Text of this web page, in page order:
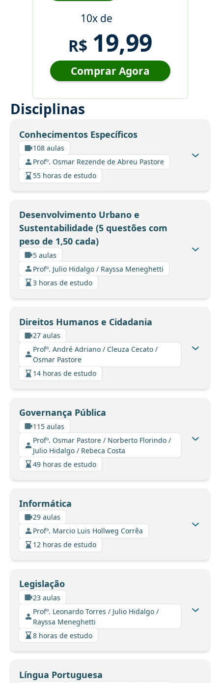
10x de
R$ 19,99
Comprar Agora
Disciplinas
Conhecimentos Específicos
108 aulas
Profº. Osmar Rezende de Abreu Pastore
55 horas de estudo
Desenvolvimento Urbano e
Sustentabilidade (5 questões com
peso de 1,50 cada)
5 aulas
Profº. Julio Hidalgo / Rayssa Meneghetti
3 horas de estudo
Direitos Humanos e Cidadania
27 aulas
Profº. André Adriano / Cleuza Cecato /
Osmar Pastore
14 horas de estudo
Governança Pública
115 aulas
Profº. Osmar Pastore / Norberto Florindo /
Julio Hidalgo / Rebeca Costa
49 horas de estudo
Informática
29 aulas
Profº. Marcio Luis Hollweg Corrêa
12 horas de estudo
Legislação
23 aulas
Profº. Leonardo Torres / Julio Hidalgo /
Rayssa Meneghetti
8 horas de estudo
Língua Portuguesa